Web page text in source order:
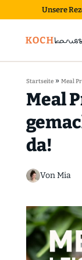
Unsere
Startseite» Meal
Meal
da!
Von Mia